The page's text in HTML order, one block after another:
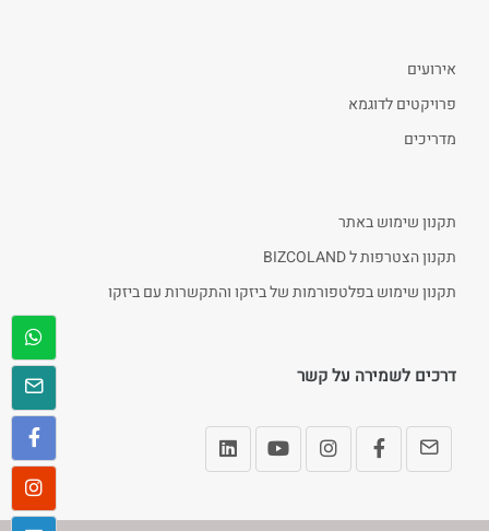
אירועים
פרויקטים לדוגמא
מדריכים
תקנון שימוש באתר
תקנון הצטרפות ל BIZCOLAND
תקנון שימוש בפלטפורמות של ביזקו והתקשרות עם ביזקו
דרכים לשמירה על קשר